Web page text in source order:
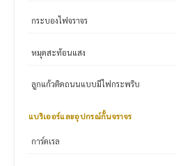
กระบองไฟจราจร
หมุดสะท้อนแสง
ลูกแก้วติดถนนแบบมีไฟกระพริบ
แบริเออร์และอุปกรณ์กั้นจราจร
การ์ดเรล